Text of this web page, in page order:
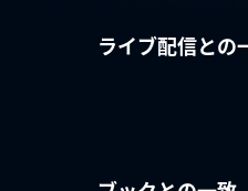
ライブ配信との